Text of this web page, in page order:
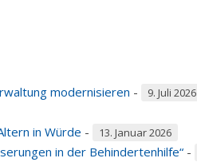
modernisieren - 9. Juli 2026
in Würde - 13. Januar 2026
in der Behindertenhilfe“-